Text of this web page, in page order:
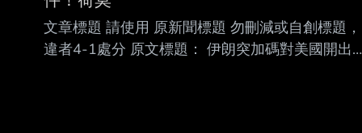
結不能點擊者板規 1-2-2 處分。 發布時間： 更
新: 2026年08月09日 5:20 AM 請勿張貼超過3
天新聞 記者署名： 大紀元記者張婷 原文內容：
文章標題 請使用 原新聞標題 勿刪減或自創標題，
違者4-1處分 原文標題： 伊朗突加碼對美國開出